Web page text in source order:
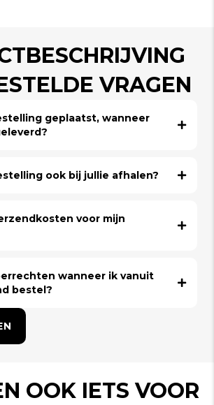
VRAGEN
geplaatst, wanneer
ook bij jullie afhalen?
voor mijn
wanneer ik vanuit
bestel?
OOK IETS VOOR